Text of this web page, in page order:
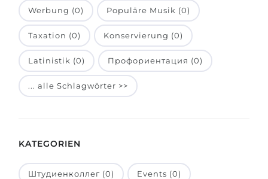
Unsere Studierenden werden
BERATUNG!
Belarus
Anderes Land
BERATUNG BUCHEN
Werbung (0) Populäre Musik (0)
Taxation (0) Konservierung (0)
Latinistik (0) Профориентация (0)
... alle Schlagwörter >>
KATEGORIEN
Штудиенколлег (0) Events (0)